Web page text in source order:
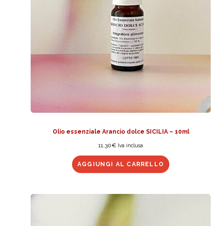
Olio essenziale Arancio dolce SICILIA – 10ml
11,30€ Iva inclusa
AGGIUNGI AL CARRELLO